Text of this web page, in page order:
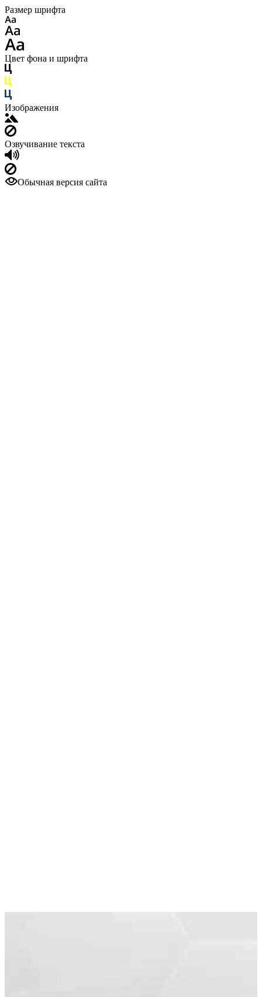
Размер шрифта
Цвет фона и шрифта
Изображения
Озвучивание текста
Обычная версия сайта